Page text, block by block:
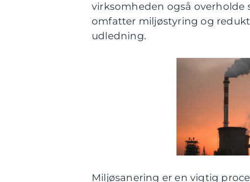
virksomheden også overholde
omfatter miljøstyring og
udledning.
Miljøsanering er en vigtig